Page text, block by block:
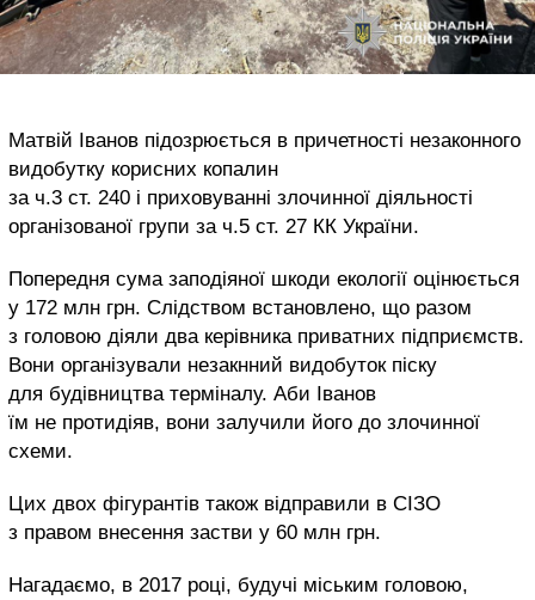
Матвій Іванов підозрюється в причетності незаконного
видобутку корисних копалин
за ч.3 ст. 240 і приховуванні злочинної діяльності
організованої групи за ч.5 ст. 27 КК України.
Попередня сума заподіяної шкоди екології оцінюється
у 172 млн грн. Слідством встановлено, що разом
з головою діяли два керівника приватних підприємств.
Вони організували незакнний видобуток піску
для будівництва терміналу. Аби Іванов
їм не протидіяв, вони залучили його до злочинної
схеми.
Цих двох фігурантів також відправили в СІЗО
з правом внесення застви у 60 млн грн.
Нагадаємо, в 2017 році, будучі міським головою,